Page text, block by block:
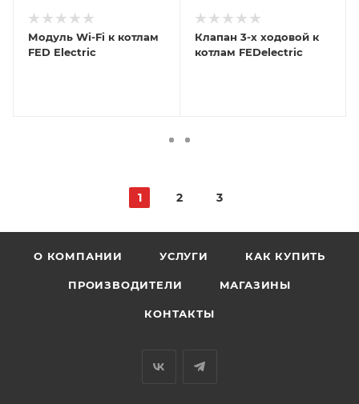
Модуль Wi-Fi к котлам
FED Electric
Клапан 3-х ходовой к
котлам FEDelectric
1 2 3
О КОМПАНИИ УСЛУГИ КАК КУПИТЬ
ПРОИЗВОДИТЕЛИ МАГАЗИНЫ
КОНТАКТЫ